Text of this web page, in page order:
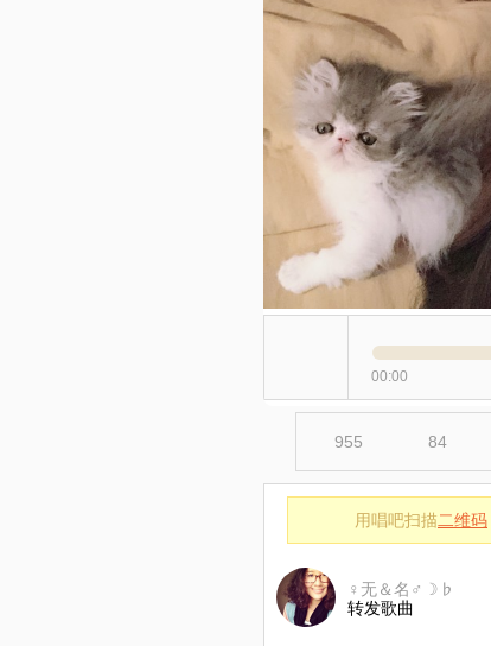
00:00
955 84
用唱吧扫描二维码
♀无＆名♂☽♭
转发歌曲